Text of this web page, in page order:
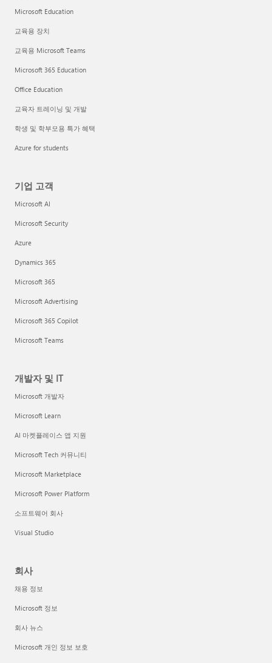
Microsoft Education
교육용 장치
교육용 Microsoft Teams
Microsoft 365 Education
Office Education
교육자 트레이닝 및 개발
학생 및 학부모용 특가 혜택
Azure for students
기업 고객
Microsoft AI
Microsoft Security
Azure
Dynamics 365
Microsoft 365
Microsoft Advertising
Microsoft 365 Copilot
Microsoft Teams
개발자 및 IT
Microsoft 개발자
Microsoft Learn
AI 마켓플레이스 앱 지원
Microsoft Tech 커뮤니티
Microsoft Marketplace
Microsoft Power Platform
소프트웨어 회사
Visual Studio
회사
채용 정보
Microsoft 정보
회사 뉴스
Microsoft 개인 정보 보호